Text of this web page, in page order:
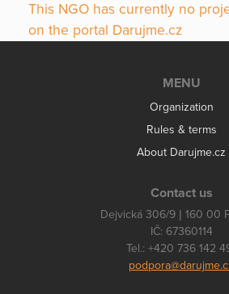
This NGO has currently no
on the portal Darujme.cz
MENU
Organization
Rules & terms
About Darujme.cz
Contact us
Dejvická 306/9 | 160 00
IČ: 67360114
Tel.: +420 736 142